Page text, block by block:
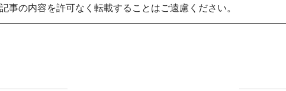
事の内容を許可なく転載することはご遠慮ください。